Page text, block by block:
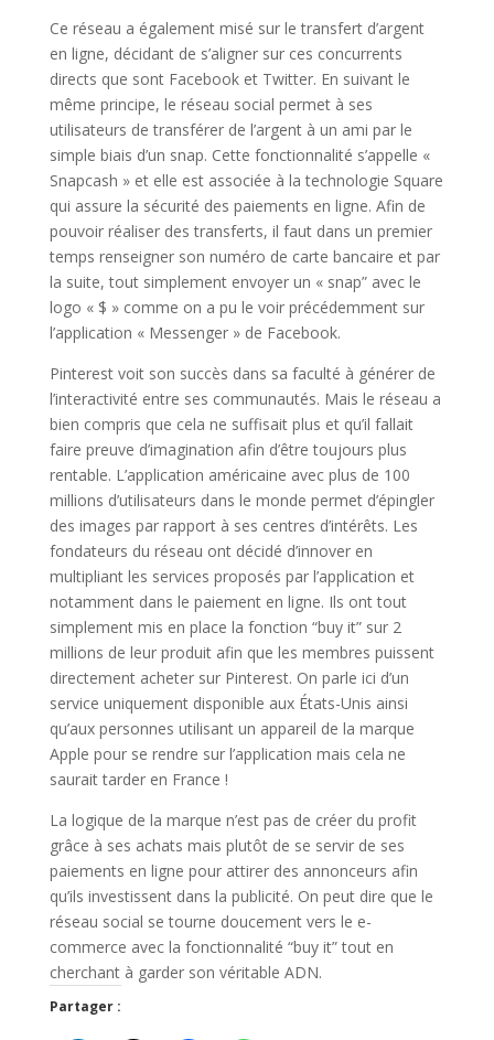
Ce réseau a également misé sur le transfert d’argent
en ligne, décidant de s’aligner sur ces concurrents
directs que sont Facebook et Twitter. En suivant le
même principe, le réseau social permet à ses
utilisateurs de transférer de l’argent à un ami par le
simple biais d’un snap. Cette fonctionnalité s’appelle «
Snapcash » et elle est associée à la technologie Square
qui assure la sécurité des paiements en ligne. Afin de
pouvoir réaliser des transferts, il faut dans un premier
temps renseigner son numéro de carte bancaire et par
la suite, tout simplement envoyer un « snap” avec le
logo « $ » comme on a pu le voir précédemment sur
l’application « Messenger » de Facebook.
Pinterest voit son succès dans sa faculté à générer de
l’interactivité entre ses communautés. Mais le réseau a
bien compris que cela ne suffisait plus et qu’il fallait
faire preuve d’imagination afin d’être toujours plus
rentable. L’application américaine avec plus de 100
millions d’utilisateurs dans le monde permet d’épingler
des images par rapport à ses centres d’intérêts. Les
fondateurs du réseau ont décidé d’innover en
multipliant les services proposés par l’application et
notamment dans le paiement en ligne. Ils ont tout
simplement mis en place la fonction “buy it” sur 2
millions de leur produit afin que les membres puissent
directement acheter sur Pinterest. On parle ici d’un
service uniquement disponible aux États-Unis ainsi
qu’aux personnes utilisant un appareil de la marque
Apple pour se rendre sur l’application mais cela ne
saurait tarder en France !
La logique de la marque n’est pas de créer du profit
grâce à ses achats mais plutôt de se servir de ses
paiements en ligne pour attirer des annonceurs afin
qu’ils investissent dans la publicité. On peut dire que le
réseau social se tourne doucement vers le e-
commerce avec la fonctionnalité “buy it” tout en
cherchant à garder son véritable ADN.
Partager :